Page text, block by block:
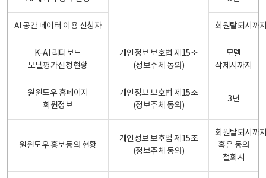
AI 공간 데이터 이용 신청자 회원탈퇴시까
K-AI 리더보드
모델평가신청현황
개인정보 보호법 제15조
(정보주체 동의)
모델
삭제시까지
원윈도우 홈페이지
회원정보
개인정보 보호법 제15조
(정보주체 동의)
3년
원윈도우 홍보동의 현황
개인정보 보호법 제15조
(정보주체 동의)
회원탈퇴시까
혹은 동의
철회시